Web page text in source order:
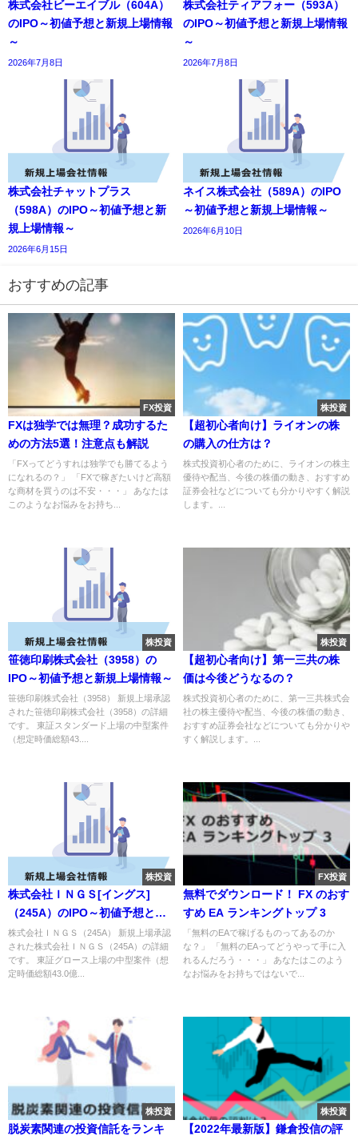
株式会社ビーエイブル（604A）
のIPO～初値予想と新規上場情報
～
2026年7月8日
株式会社ティアフォー（593A）
のIPO～初値予想と新規上場情報
～
2026年7月8日
株式会社チャットプラス
（598A）のIPO～初値予想と新
規上場情報～
2026年6月15日
ネイス株式会社（589A）のIPO
～初値予想と新規上場情報～
2026年6月10日
おすすめの記事
FX投資
FXは独学では無理？成功するた
めの方法5選！注意点も解説
「FXってどうすれは独学でも勝てるよう
になれるの？」 「FXで稼ぎたいけど高額
な商材を買うのは不安・・・」 あなたは
このようなお悩みをお持ち...
株投資
【超初心者向け】ライオンの株
の購入の仕方は？
株式投資初心者のために、ライオンの株主
優待や配当、今後の株価の動き、おすすめ
証券会社などについても分かりやすく解説
します。...
株投資
笹徳印刷株式会社（3958）の
IPO～初値予想と新規上場情報～
笹徳印刷株式会社（3958） 新規上場承認
された笹徳印刷株式会社（3958）の詳細
です。 東証スタンダード上場の中型案件
（想定時価総額43....
株投資
【超初心者向け】第一三共の株
価は今後どうなるの？
株式投資初心者のために、第一三共株式会
社の株主優待や配当、今後の株価の動き、
おすすめ証券会社などについても分かりや
すく解説します。...
株投資
株式会社ＩＮＧＳ[イングス]
（245A）のIPO～初値予想と新
規上場情報～
株式会社ＩＮＧＳ（245A） 新規上場承認
された株式会社ＩＮＧＳ（245A）の詳細
です。 東証グロース上場の中型案件（想
定時価総額43.0億...
FX投資
無料でダウンロード！ FX のおす
すめ EA ランキングトップ 3
「無料のEAで稼げるものってあるのか
な？」 「無料のEAってどうやって手に入
れるんだろう・・・」 あなたはこのよう
なお悩みをお持ちではないで...
株投資
脱炭素関連の投資信託をランキ
株投資
【2022年最新版】鎌倉投信の評